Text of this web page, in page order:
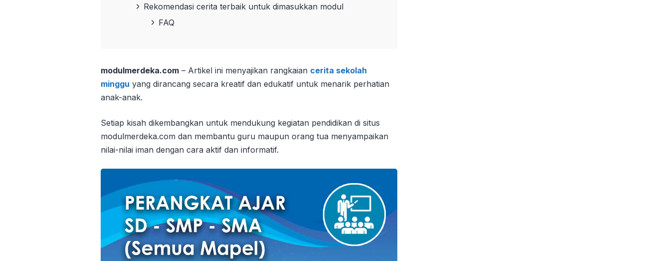
Rekomendasi cerita terbaik untuk dimasukkan modul
FAQ
modulmerdeka.com – Artikel ini menyajikan rangkaian cerita sekolah
minggu yang dirancang secara kreatif dan edukatif untuk menarik perhatian
anak-anak.
Setiap kisah dikembangkan untuk mendukung kegiatan pendidikan di situs
modulmerdeka.com dan membantu guru maupun orang tua menyampaikan
nilai-nilai iman dengan cara aktif dan informatif.